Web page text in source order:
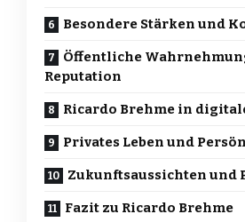
Besondere Stärken und
Öffentliche
Reputation
Ricardo Brehme in
Privates Leben und
Zukunftsaussichten und
Fazit zu Ricardo Brehme